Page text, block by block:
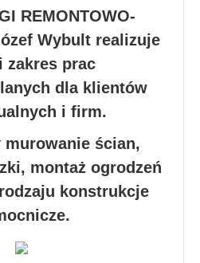
REMONTOWO-
Wybult realizuje
zakres prac
dla klientów
i firm.
murowanie ścian,
montaż ogrodzeń
konstrukcje